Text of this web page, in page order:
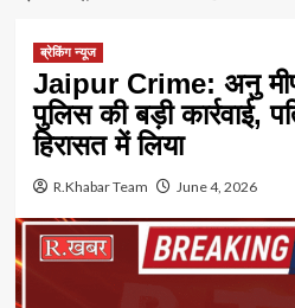
ब्रेकिंग न्यूज
Jaipur Crime: अनु
पुलिस की बड़ी कार्रवाई,
हिरासत में लिया
R.Khabar Team June 4, 2026